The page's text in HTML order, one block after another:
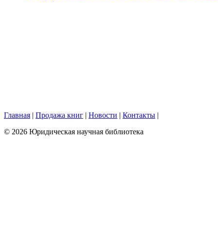
Главная | Продажа книг | Новости | Контакты |
© 2026 Юридическая научная библиотека